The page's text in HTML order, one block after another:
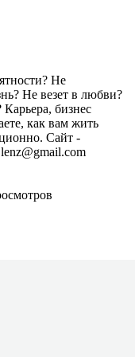
Не
Не везет в любви?
бизнес
как вам жить
Сайт -